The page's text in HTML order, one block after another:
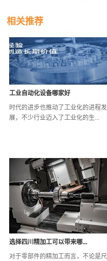
相关推荐
工业自动化设备哪家好
时代的进步也推动了工业化的进程发
展，不少行业迈入了工业化的生...
选择四川精加工可以带来哪...
对于零部件的精加工而言，不论是尺